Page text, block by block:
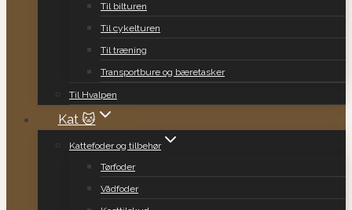
Til bilturen
Til cykelturen
Til træning
Transportbure og bæretasker
Til Hvalpen
Kat 🐱
Kattefoder og tilbehør
Tørfoder
Vådfoder